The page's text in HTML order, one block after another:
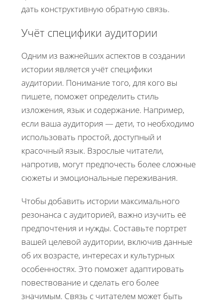
дать конструктивную обратную связь.
Учёт специфики аудитории
Одним из важнейших аспектов в создании
истории является учёт специфики
аудитории. Понимание того, для кого вы
пишете, поможет определить стиль
изложения, язык и содержание. Например,
если ваша аудитория — дети, то необходимо
использовать простой, доступный и
красочный язык. Взрослые читатели,
напротив, могут предпочесть более сложные
сюжеты и эмоциональные переживания.
Чтобы добавить истории максимального
резонанса с аудиторией, важно изучить её
предпочтения и нужды. Составьте портрет
вашей целевой аудитории, включив данные
об их возрасте, интересах и культурных
особенностях. Это поможет адаптировать
повествование и сделать его более
значимым. Связь с читателем может быть